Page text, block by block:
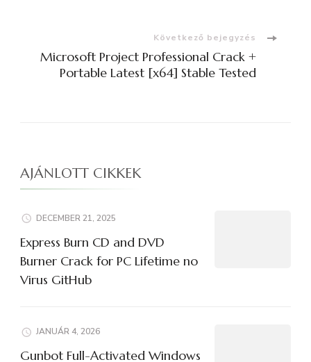
Következő bejegyzés
Microsoft Project Professional Crack +
Portable Latest [x64] Stable Tested
AJÁNLOTT CIKKEK
DECEMBER 21, 2025
Express Burn CD and DVD
Burner Crack for PC Lifetime no
Virus GitHub
JANUÁR 4, 2026
Gunbot Full-Activated Windows